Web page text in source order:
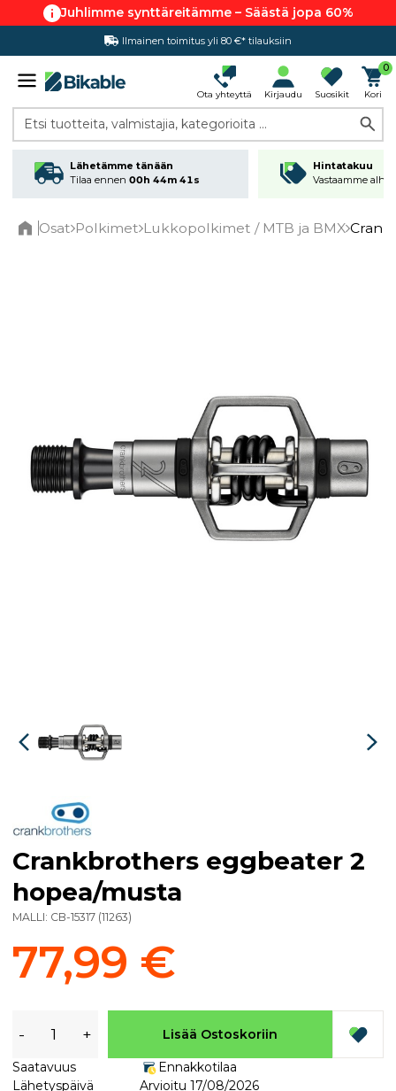
Juhlimme synttäreitämme – Säästä jopa 60%
Ilmainen toimitus yli 80 €* tilauksiin
Hintatakuu
Ota yhteyttä Kirjaudu Suosikit
0
Kori
Etsi tuotteita, valmistajia, kategorioita ...
Lähetämme tänään
Tilaa ennen 00h 44m 41s
Hintatakuu
Vastaamme
Osat Polkimet Lukkopolkimet / MTB ja BMX
Crankbrothers eggbeater 2
hopea/musta
MALLI: CB-15317 (11263)
77,99 €
- + Lisää Ostoskoriin
Saatavuus
Ennakkotilaa
Lähetyspäivä
Arvioitu 17/08/2026